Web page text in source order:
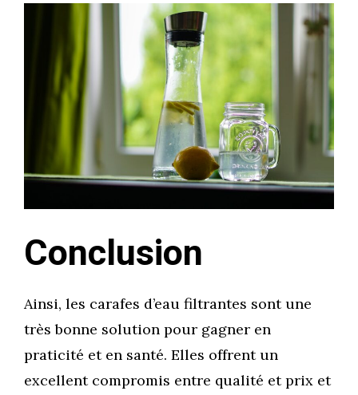
Conclusion
Ainsi, les carafes d’eau filtrantes sont une
très bonne solution pour gagner en
praticité et en santé. Elles offrent un
excellent compromis entre qualité et prix et